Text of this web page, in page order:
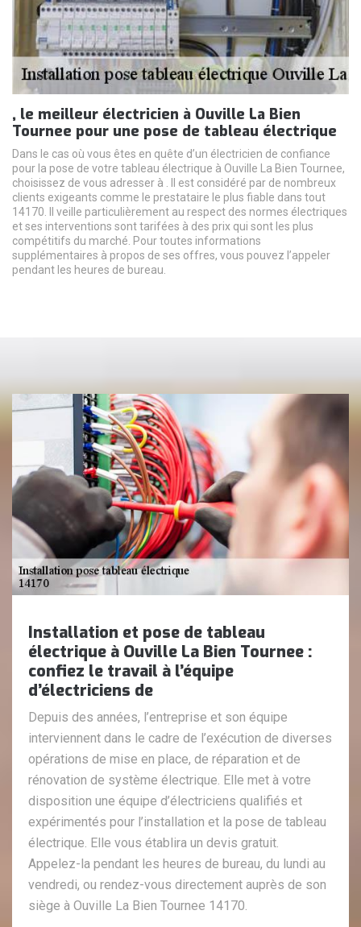
, le meilleur électricien à Ouville La Bien
Tournee pour une pose de tableau électrique
Dans le cas où vous êtes en quête d’un électricien de confiance
pour la pose de votre tableau électrique à Ouville La Bien Tournee,
choisissez de vous adresser à . Il est considéré par de nombreux
clients exigeants comme le prestataire le plus fiable dans tout
14170. Il veille particulièrement au respect des normes électriques
et ses interventions sont tarifées à des prix qui sont les plus
compétitifs du marché. Pour toutes informations
supplémentaires à propos de ses offres, vous pouvez l’appeler
pendant les heures de bureau.
Installation et pose de tableau
électrique à Ouville La Bien Tournee :
confiez le travail à l’équipe
d’électriciens de
Depuis des années, l’entreprise et son équipe
interviennent dans le cadre de l’exécution de diverses
opérations de mise en place, de réparation et de
rénovation de système électrique. Elle met à votre
disposition une équipe d’électriciens qualifiés et
expérimentés pour l’installation et la pose de tableau
électrique. Elle vous établira un devis gratuit.
Appelez-la pendant les heures de bureau, du lundi au
vendredi, ou rendez-vous directement auprès de son
siège à Ouville La Bien Tournee 14170.